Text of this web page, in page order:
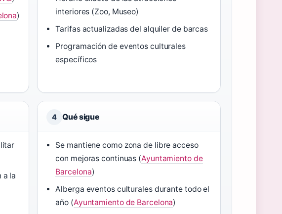
)
interiores (Zoo, Museo)
Tarifas actualizadas del alquiler de barcas
Programación de eventos culturales
específicos
a la
4 Qué sigue
Se mantiene como zona de libre acceso
con mejoras continuas (Ayuntamiento de
Barcelona)
Alberga eventos culturales durante todo el
año (Ayuntamiento de Barcelona)